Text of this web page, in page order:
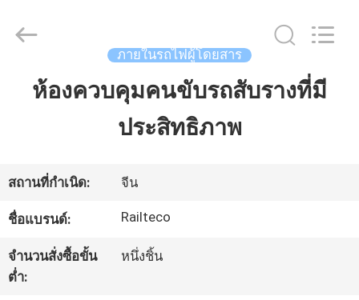
บ้าน
เกี่ยว
กับ
เรา
Equipment
Reserved.
ภายในรถไฟผู้โดยสาร
ห้องควบคุมคนขับรถสับรางที่มี
ประสิทธิภาพ
สถานที่กำเนิด: จีน
ชื่อแบรนด์: Railteco
จำนวนสั่งซื้อขั้น
ต่ำ:
หนึ่งชิ้น